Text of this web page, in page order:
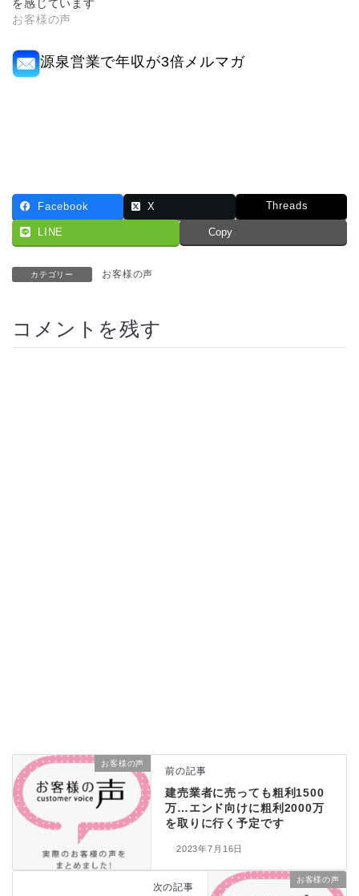
を感じています
お客様の声
源泉営業で年収が3倍メルマガ
Facebook X Threads
LINE Copy
カテゴリー お客様の声
コメントを残す
お客様の声
前の記事
建売業者に売っても粗利1500
万…エンド向けに粗利2000万
を取りに行く予定です
2023年7月16日
お客様の声
次の記事